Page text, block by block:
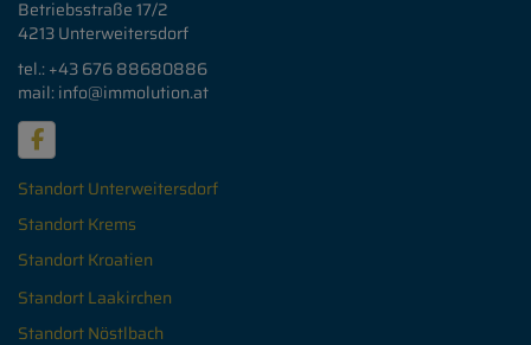
Betriebsstraße 17/2
4213 Unterweitersdorf
tel.: +43 67688680886
mail: info@immolution.at
Standort Unterweitersdorf
Standort Krems
Standort Kroatien
Standort Laakirchen
Standort Nöstlbach